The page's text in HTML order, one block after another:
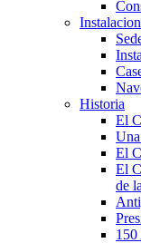
Historia
El
El
El
de